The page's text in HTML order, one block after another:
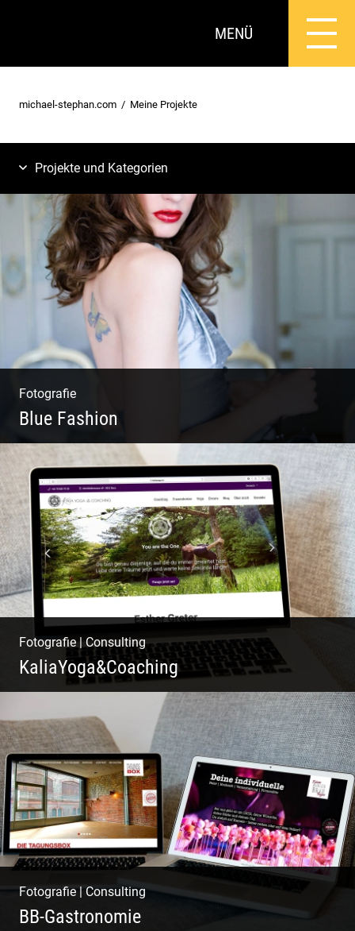
MENÜ
michael-stephan.com Meine Projekte
Projekte und Kategorien
Fotografie
Blue Fashion
Blue Fashion
Fotografie|Consulting
KaliaYoga&Coaching
Pint- & Webdesign, Fotografie & Corporate-
Design
Fotografie|Consulting
BB-Gastronomie